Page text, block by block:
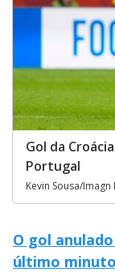
Gol da
Portugal
Kevin Sousa/
O gol
último minuto